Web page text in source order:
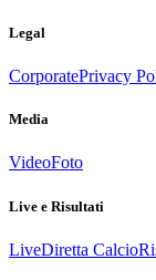
Legal
CorporatePrivacy
Media
VideoFoto
Live e Risultati
LiveDiretta Calcio